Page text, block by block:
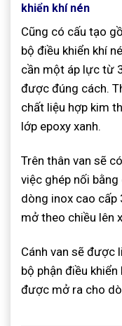
khiển khí nén
Cũng có cấu tạo
bộ điều khiển khí
cần một áp lực từ
được đúng cách.
chất liệu hợp kim
lớp epoxy xanh.
Trên thân van sẽ
việc ghép nối
dòng inox cao cấp
mở theo chiều lên
Cánh van sẽ được
bộ phận điều khiển
được mở ra cho